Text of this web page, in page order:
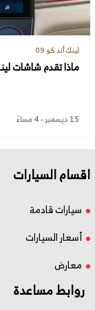
لينك أند كو 09
ماذا تقدم شاشات لينك أند كو 09 بنظام
15 ديسمبر - 4 مساءً
اقسام السيارات
سيارات قادمة
أسعار السيارات
معارض
روابط مساعدة